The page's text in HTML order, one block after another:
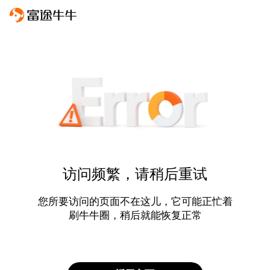
访问频繁，请稍后重试
您所要访问的页面不在这儿，它可能正忙着
刷牛牛圈，稍后就能恢复正常